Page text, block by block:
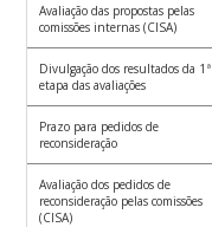
Avaliação das propostas pelas
comissões internas (CISA)
Divulgação dos resultados da 1ª
etapa das avaliações
Prazo para pedidos de
reconsideração
Avaliação dos pedidos de
reconsideração pelas comissões
(CISA)